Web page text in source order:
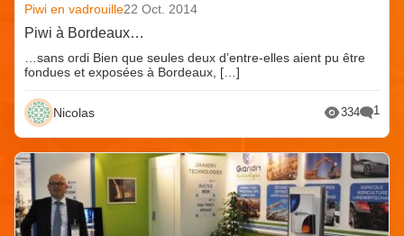
Piwi en vadrouille22 Oct. 2014
Piwi à Bordeaux…
…sans ordi Bien que seules deux d’entre-elles aient pu être
fondues et exposées à Bordeaux, […]
Nicolas 334 1